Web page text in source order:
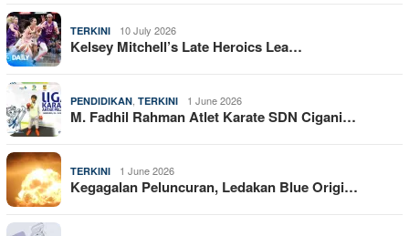
TERKINI 10 July 2026
Kelsey Mitchell’s Late Heroics Lea…
PENDIDIKAN, TERKINI 1 June 2026
M. Fadhil Rahman Atlet Karate SDN Cigani…
TERKINI 1 June 2026
Kegagalan Peluncuran, Ledakan Blue Origi…